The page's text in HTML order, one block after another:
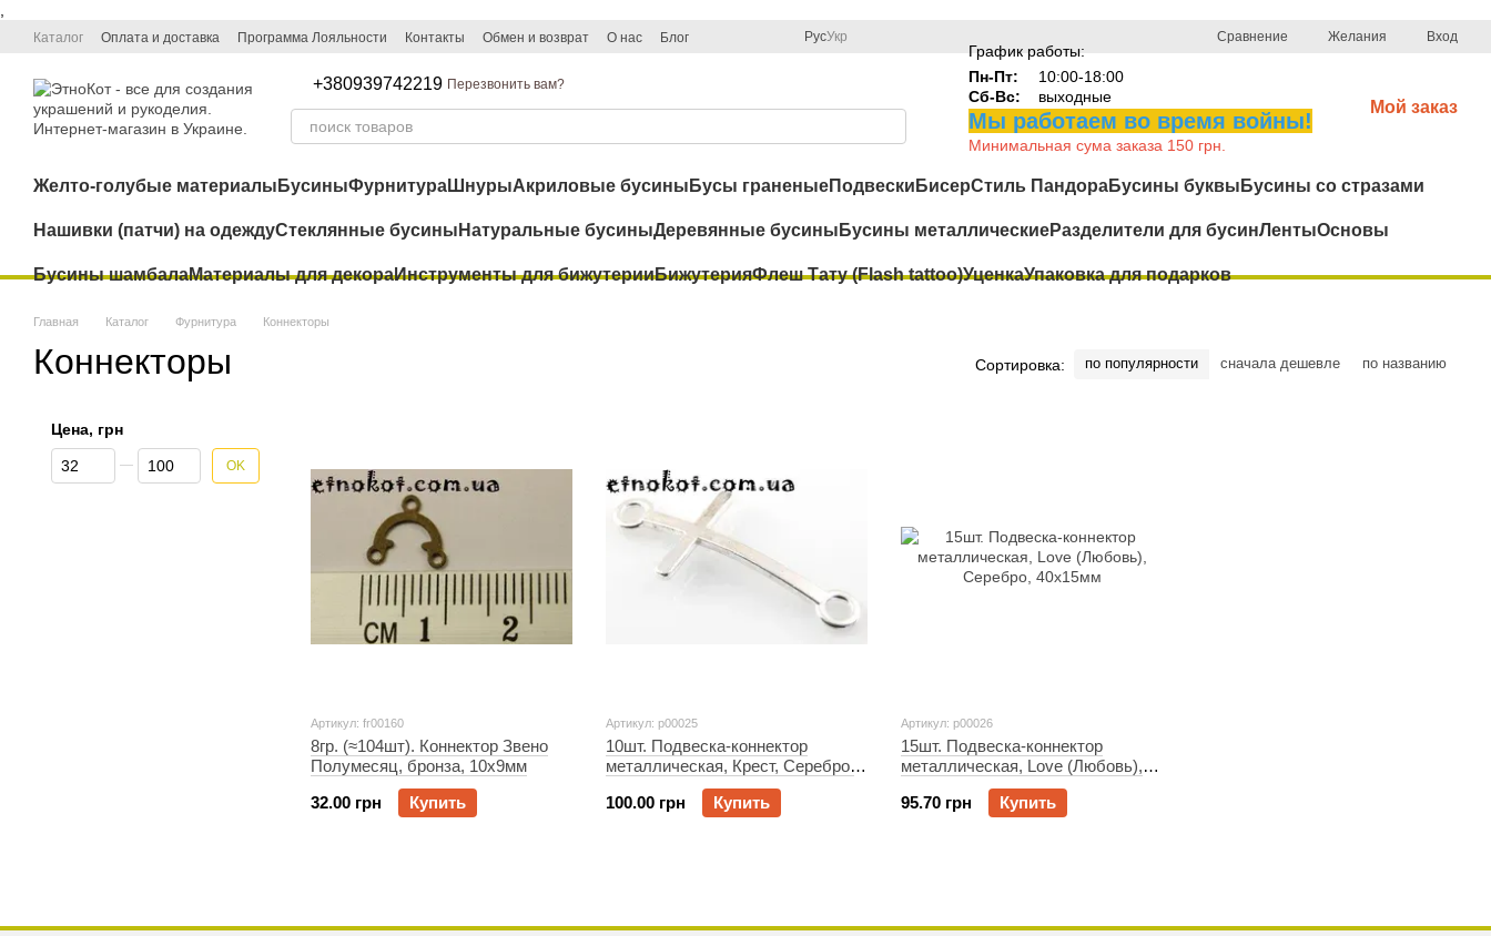
Перейти к основному контенту
Каталог Оплата и доставка Программа Лояльности Контакты Обмен и возврат О нас Блог РусУкр Сравнение Желания Вход
+380939742219 Перезвонить вам?
График работы:
Пн-Пт:
10:00-18:00
Сб-Вс:
выходные
Мы работаем во время войны!
Минимальная сума заказа 150 грн.
Мой заказ
Желто-голубые материалы БусиныФурнитураШнурыАкриловые бусины Бусы граненыеПодвески БисерСтиль ПандораБусины буквы Бусины со стразами
Нашивки (патчи) на одеждуСтеклянные бусины Натуральные бусиныДеревянные бусины Бусины металлическиеРазделители для бусинЛентыОсновы
Бусины шамбалаМатериалы для декораИнструменты для бижутерииБижутерияФлеш Тату (Flash tattoo)УценкаУпаковка для подарков
Главная Каталог Фурнитура Коннекторы
Коннекторы Сортировка: по популярности сначала дешевле по названию
Артикул: fr00160
8гр. (≈104шт). Коннектор Звено
Полумесяц, бронза, 10х9мм
32.00 грн
Купить
Артикул: p00025
10шт. Подвеска-коннектор
металлическая, Крест, Серебро,
100.00 грн
Купить
Артикул: p00026
15шт. Подвеска-коннектор
металлическая, Love (Любовь),
Серебро, 40x15мм
95.70 грн
Купить
Цена, грн
От Цена, грн
До Цена, грн OK